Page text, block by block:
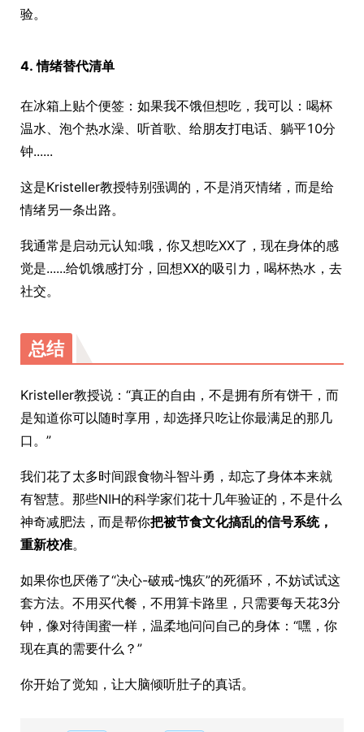
验。
4. 情绪替代清单
在冰箱上贴个便签：如果我不饿但想吃，我可以：喝杯
温水、泡个热水澡、听首歌、给朋友打电话、躺平10分
钟......
这是Kristeller教授特别强调的，不是消灭情绪，而是给
情绪另一条出路。
我通常是启动元认知:哦，你又想吃XX了，现在身体的感
觉是......给饥饿感打分，回想XX的吸引力，喝杯热水，去
社交。
总结
Kristeller教授说：“真正的自由，不是拥有所有饼干，而
是知道你可以随时享用，却选择只吃让你最满足的那几
口。”
我们花了太多时间跟食物斗智斗勇，却忘了身体本来就
有智慧。那些NIH的科学家们花十几年验证的，不是什么
神奇减肥法，而是帮你把被节食文化搞乱的信号系统，
重新校准。
如果你也厌倦了“决心-破戒-愧疚”的死循环，不妨试试这
套方法。不用买代餐，不用算卡路里，只需要每天花3分
钟，像对待闺蜜一样，温柔地问问自己的身体：“嘿，你
现在真的需要什么？”
你开始了觉知，让大脑倾听肚子的真话。